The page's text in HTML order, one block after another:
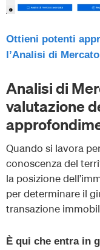
Ottieni potenti
l’Analisi di
Analisi di
valutazione
Quando si lavora
conoscenza del
la posizione
per determinare il
transazione
È qui che entra in